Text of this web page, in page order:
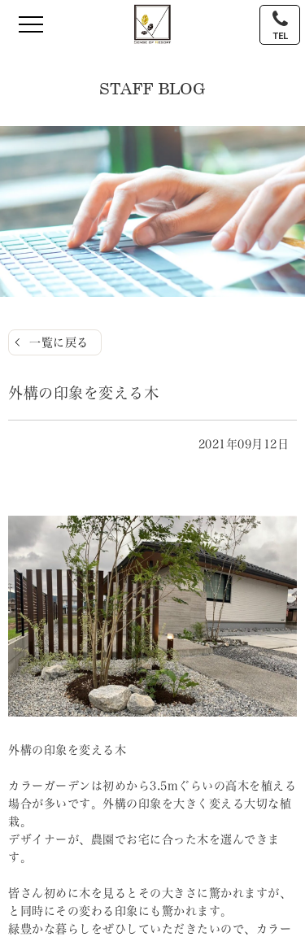
TEL
STAFF BLOG
一覧に戻る
外構の印象を変える木
2021年09月12日
外構の印象を変える木
カラーガーデンは初めから3.5mぐらいの高木を植える
場合が多いです。外構の印象を大きく変える大切な植
栽。
デザイナーが、農園でお宅に合った木を選んできま
す。
皆さん初めに木を見るとその大きさに驚かれますが、
と同時にその変わる印象にも驚かれます。
緑豊かな暮らしをぜひしていただきたいので、カラー